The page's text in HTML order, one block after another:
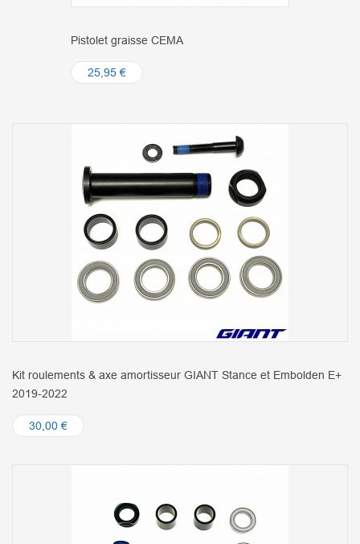
Pistolet graisse CEMA
25,95 €
Kit roulements & axe amortisseur GIANT Stance et Embolden E+
2019-2022
30,00 €